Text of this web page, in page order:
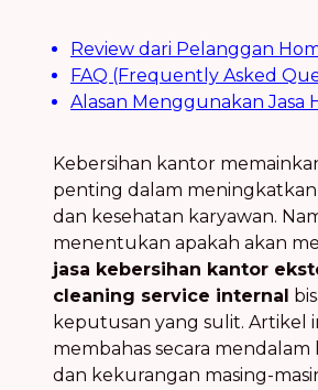
Review dari Pelanggan
FAQ (Frequently Asked
Alasan Menggunakan Jasa
Kebersihan kantor
penting dalam
dan kesehatan karyawan.
menentukan apakah akan
jasa kebersihan kantor
cleaning service internal
keputusan yang sulit. Artikel
membahas secara mendalam
dan kekurangan masing-